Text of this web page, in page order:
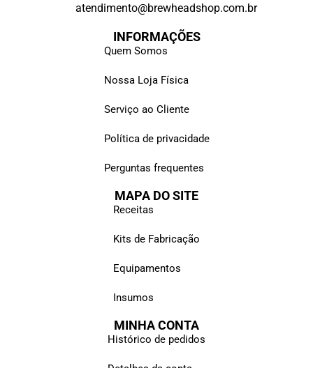
atendimento@brewheadshop.com.br
INFORMAÇÕES
Quem Somos
Nossa Loja Física
Serviço ao Cliente
Política de privacidade
Perguntas frequentes
MAPA DO SITE
Receitas
Kits de Fabricação
Equipamentos
Insumos
MINHA CONTA
Histórico de pedidos